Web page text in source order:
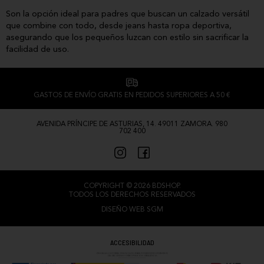
Son la opción ideal para padres que buscan un calzado versátil
que combine con todo, desde jeans hasta ropa deportiva,
asegurando que los pequeños luzcan con estilo sin sacrificar la
facilidad de uso.
GASTOS DE ENVÍO GRATIS EN PEDIDOS SUPERIORES A 50 €
AVENIDA PRÍNCIPE DE ASTURIAS, 14. 49011 ZAMORA. 980
702 400
COPYRIGHT © 2026 BDSHOP.
TODOS LOS DERECHOS RESERVADOS
DISEÑO WEB SGM
ACCESIBILIDAD